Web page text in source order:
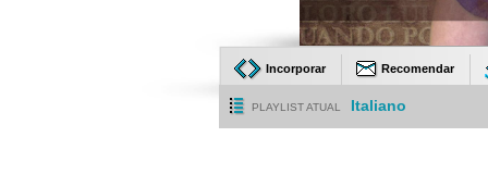
Incorporar Recomendar
PLAYLIST ATUAL Italiano